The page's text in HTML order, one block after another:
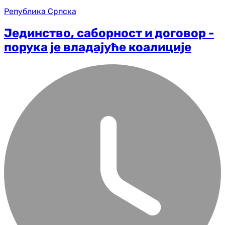
Република Српска
Јединство, саборност и договор -
порука је владајуће коалиције